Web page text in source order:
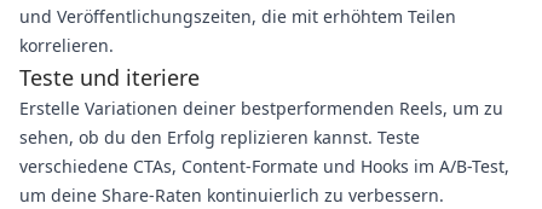
und Veröffentlichungszeiten, die mit erhöhtem Teilen
korrelieren.
Teste und iteriere
Erstelle Variationen deiner bestperformenden Reels, um zu
sehen, ob du den Erfolg replizieren kannst. Teste
verschiedene CTAs, Content-Formate und Hooks im A/B-Test,
um deine Share-Raten kontinuierlich zu verbessern.